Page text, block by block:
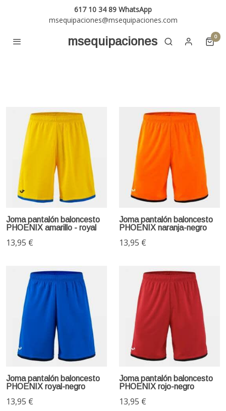
617 10 34 89 WhatsApp
msequipaciones@msequipaciones.com
msequipaciones 0
Joma pantalón baloncesto
PHOENIX amarillo - royal
13,95 €
Joma pantalón baloncesto
PHOENIX naranja-negro
13,95 €
Joma pantalón baloncesto
PHOENIX royal-negro
13,95 €
Joma pantalón baloncesto
PHOENIX rojo-negro
13,95 €